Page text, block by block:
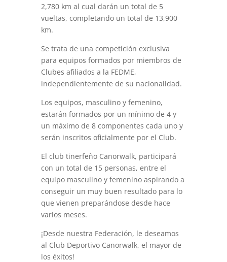
2,780 km al cual darán un total de 5
vueltas, completando un total de 13,900
km.
Se trata de una competición exclusiva
para equipos formados por miembros de
Clubes afiliados a la FEDME,
independientemente de su nacionalidad.
Los equipos, masculino y femenino,
estarán formados por un mínimo de 4 y
un máximo de 8 componentes cada uno y
serán inscritos oficialmente por el Club.
El club tinerfeño Canorwalk, participará
con un total de 15 personas, entre el
equipo masculino y femenino aspirando a
conseguir un muy buen resultado para lo
que vienen preparándose desde hace
varios meses.
¡Desde nuestra Federación, le deseamos
al Club Deportivo Canorwalk, el mayor de
los éxitos!